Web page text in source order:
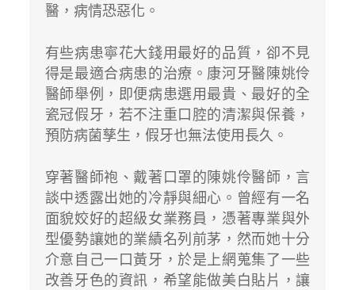
醫，病情恐惡化。
有些病患寧花大錢用最好的品質，卻不見
得是最適合病患的治療。康河牙醫陳姚伶
醫師舉例，即便病患選用最貴、最好的全
瓷冠假牙，若不注重口腔的清潔與保養，
預防病菌孳生，假牙也無法使用長久。
穿著醫師袍、戴著口罩的陳姚伶醫師，言
談中透露出她的冷靜與細心。曾經有一名
面貌姣好的超級女業務員，憑著專業與外
型優勢讓她的業績名列前茅，然而她十分
介意自己一口黃牙，於是上網蒐集了一些
改善牙色的資訊，希望能做美白貼片，讓